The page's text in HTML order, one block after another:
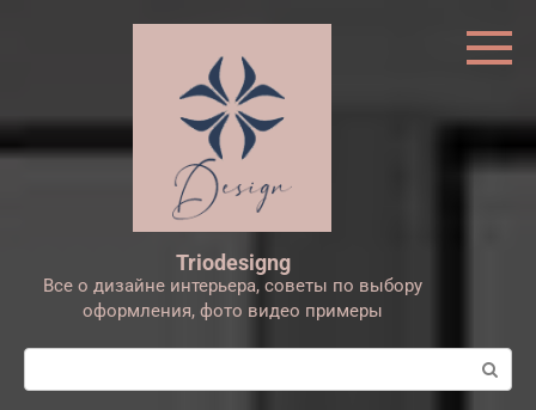
Triodesigng
Все о дизайне интерьера, советы по выбору
оформления, фото видео примеры
Поиск: